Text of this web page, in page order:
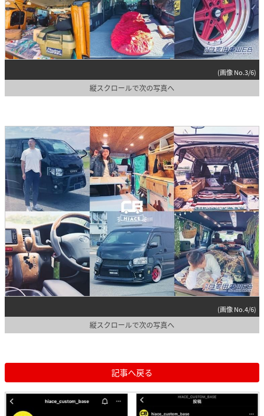
(画像 No.3/6)
縦スクロールで次の写真へ
(画像 No.4/6)
縦スクロールで次の写真へ
記事へ戻る